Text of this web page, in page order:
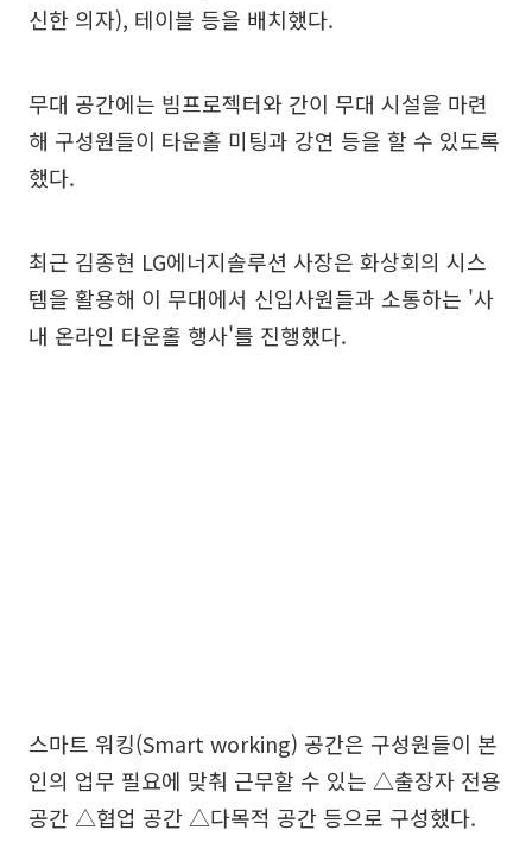
신한 의자), 테이블 등을 배치했다.
무대 공간에는 빔프로젝터와 간이 무대 시설을 마련
해 구성원들이 타운홀 미팅과 강연 등을 할 수 있도록
했다.
최근 김종현 LG에너지솔루션 사장은 화상회의 시스
템을 활용해 이 무대에서 신입사원들과 소통하는 '사
내 온라인 타운홀 행사'를 진행했다.
스마트 워킹(Smart working) 공간은 구성원들이 본
인의 업무 필요에 맞춰 근무할 수 있는 △출장자 전용
공간 △협업 공간 △다목적 공간 등으로 구성했다.